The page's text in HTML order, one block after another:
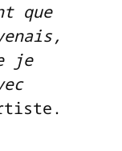
que
je